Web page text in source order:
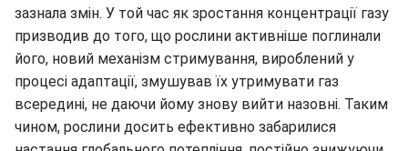
зазнала змін. У той час як зростання концентрації газу
призводив до того, що рослини активніше поглинали
його, новий механізм стримування, вироблений у
процесі адаптації, змушував їх утримувати газ
всередині, не даючи йому знову вийти назовні. Таким
чином, рослини досить ефективно забарилися